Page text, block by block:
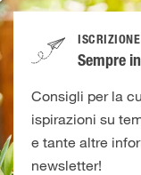
Sempre
Consigli per la
ispirazioni su
e tante altre
newsletter!